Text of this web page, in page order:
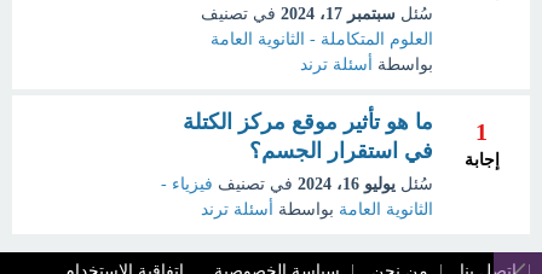
سُئل سبتمبر 17، 2024
في تصنيف
العلوم المتكاملة - الثانوية العامة
بواسطة
أسئلة ترند
1
إجابة
ما هو تأثير موقع مركز الكتلة
في استقرار الجسم؟
سُئل يوليو 16، 2024 في تصنيف فيزياء -
الثانوية العامة بواسطة أسئلة ترند